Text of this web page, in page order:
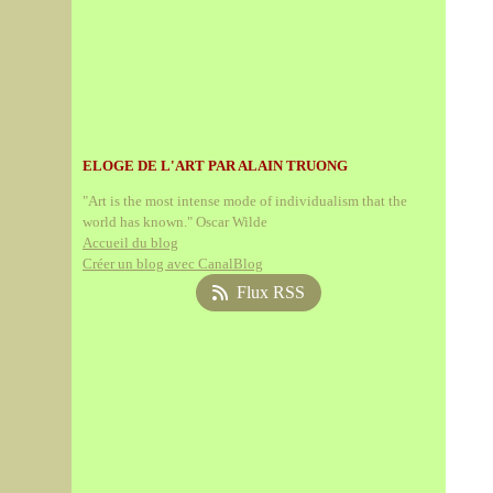
ELOGE DE L'ART PAR ALAIN TRUONG
"Art is the most intense mode of individualism that the
world has known." Oscar Wilde
Accueil du blog
Créer un blog avec CanalBlog
Flux RSS